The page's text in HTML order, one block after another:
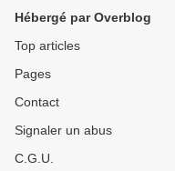
Hébergé par Overblog
Top articles
Pages
Contact
Signaler un abus
C.G.U.